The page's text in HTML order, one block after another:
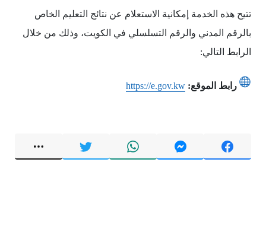
تتيح هذه الخدمة إمكانية الاستعلام عن نتائج التعليم الخاص
بالرقم المدني والرقم التسلسلي في الكويت، وذلك من خلال
الرابط التالي:
رابط الموقع: https://e.gov.kw